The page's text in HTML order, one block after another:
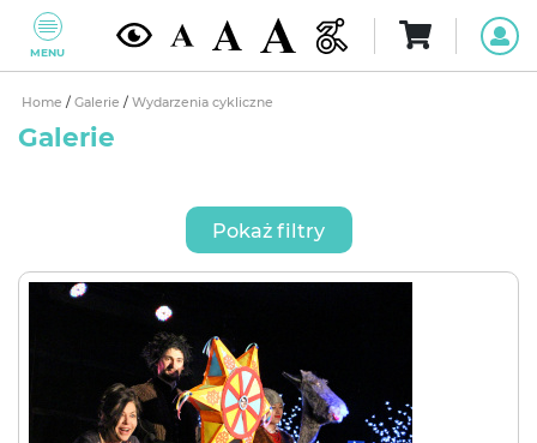
MENU
Home / Galerie / Wydarzenia cykliczne
Galerie
Pokaż filtry